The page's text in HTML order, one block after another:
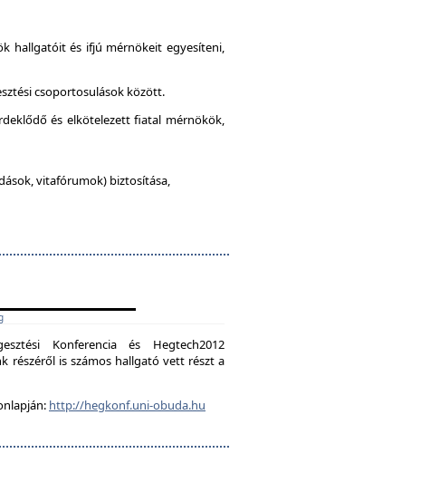
hallgatóit és ifjú mérnökeit egyesíteni,
csoportosulások között.
és elkötelezett fiatal mérnökök,
vitafórumok) biztosítása,
Konferencia és Hegtech2012
részéről is számos hallgató vett részt a
http://hegkonf.uni-obuda.hu